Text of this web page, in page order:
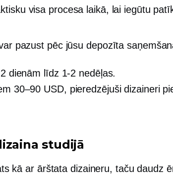
visa procesa laikā, lai iegūtu
pazust pēc jūsu depozīta
dienām līdz 1-2 nedēļas.
30–90 USD, pieredzējuši dizaineri
studijā
kā ar ārštata dizaineru, taču daudz